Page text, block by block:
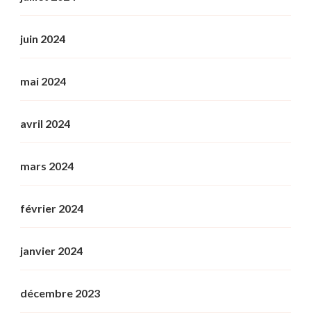
juin 2024
mai 2024
avril 2024
mars 2024
février 2024
janvier 2024
décembre 2023